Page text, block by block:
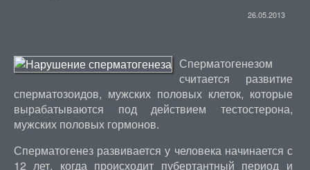
26.05.2013
Сперматогенезом
считается развитие
сперматозоидов, мужских половых клеток, которые
вырабатываются под действием тестостерона,
мужских половых гормонов.
Сперматогенез развивается у человека начинается с
12 лет, когда происходит пубертантный период и